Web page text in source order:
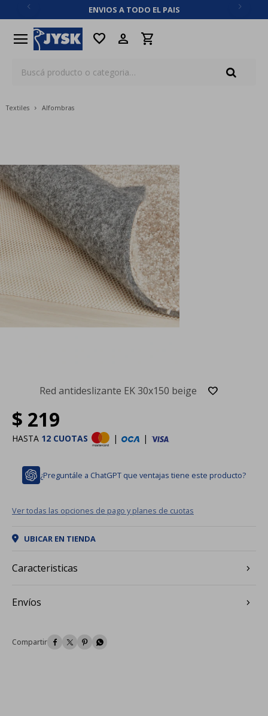
ENVIOS A TODO EL PAIS
menu favorite
Textiles Alfombras
Red antideslizante EK 30x150 beige
$ 219
HASTA 12 CUOTAS | |
¿Preguntále a ChatGPT que ventajas tiene este producto?
Ver todas las opciones de pago y planes de cuotas
UBICAR EN TIENDA
Caracteristicas
Envíos
   
close